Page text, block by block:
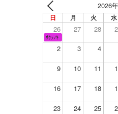
2026
日 月 火 水
26 27 28
ｻｸﾗﾉｷ
2 3 4
9 10 11
16 17 18
23 24 25